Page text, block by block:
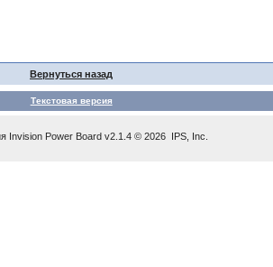
Вернуться назад
Текстовая версия
Invision Power Board v2.1.4 © 2026 IPS, Inc.